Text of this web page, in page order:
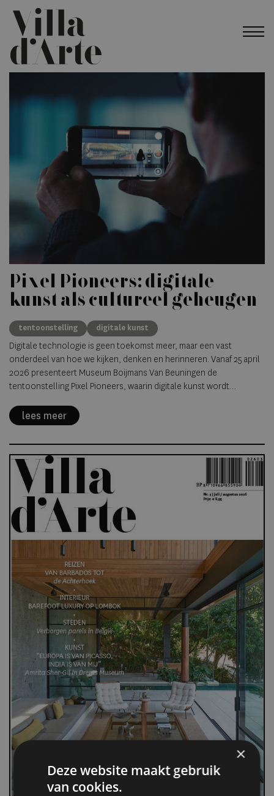
Pixel Pioneers: digitale
kunst als cultureel geheugen
tentoonstelling digitale kunst
Digitale technologie is geen toekomst meer, maar een vast
onderdeel van hoe we kijken, denken en herinneren. Vanaf 25 april
2026 presenteert Museum Boijmans Van Beuningen de
tentoonstelling Pixel Pioneers, waarin digitale kunst wordt
dit een tentoonstelling die niet draait om techniek, maar om
betekenis.
lees meer
×
Deze website maakt gebruik
van cookies.